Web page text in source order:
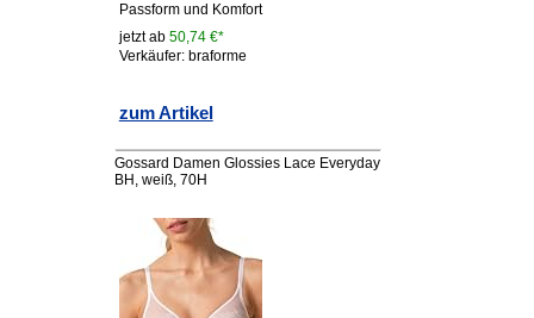
Passform und Komfort
jetzt ab 50,74 €*
Verkäufer: braforme
zum Artikel
Gossard Damen Glossies Lace Everyday
BH, weiß, 70H